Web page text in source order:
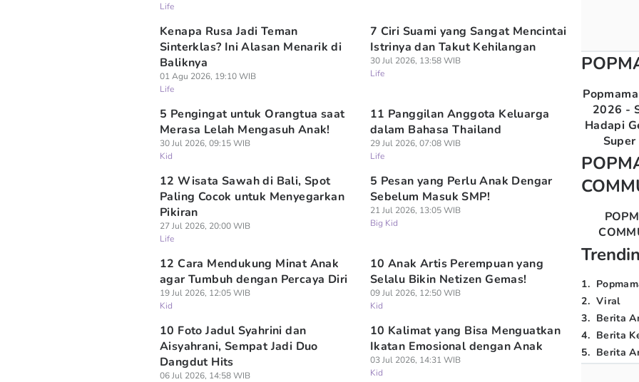
Life
Kenapa Rusa Jadi Teman
Sinterklas? Ini Alasan Menarik di
Baliknya
01 Agu 2026, 19:10 WIB
Life
7 Ciri Suami yang Sangat Mencintai
Istrinya dan Takut Kehilangan
30 Jul 2026, 13:58 WIB
Life
5 Pengingat untuk Orangtua saat
Merasa Lelah Mengasuh Anak!
30 Jul 2026, 09:15 WIB
Kid
11 Panggilan Anggota Keluarga
dalam Bahasa Thailand
29 Jul 2026, 07:08 WIB
Life
12 Wisata Sawah di Bali, Spot
Paling Cocok untuk Menyegarkan
Pikiran
27 Jul 2026, 20:00 WIB
Life
5 Pesan yang Perlu Anak Dengar
Sebelum Masuk SMP!
21 Jul 2026, 13:05 WIB
Big Kid
12 Cara Mendukung Minat Anak
agar Tumbuh dengan Percaya Diri
19 Jul 2026, 12:05 WIB
Kid
10 Anak Artis Perempuan yang
Selalu Bikin Netizen Gemas!
09 Jul 2026, 12:50 WIB
Kid
10 Foto Jadul Syahrini dan
Aisyahrani, Sempat Jadi Duo
Dangdut Hits
06 Jul 2026, 14:58 WIB
10 Kalimat yang Bisa Menguatkan
Ikatan Emosional dengan Anak
03 Jul 2026, 14:31 WIB
Kid
2026 -
Hadapi
1.
2. Viral
3. Berita
4. Berita
5. Berita